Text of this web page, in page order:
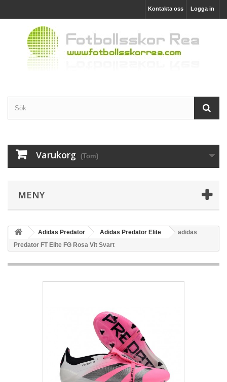
Logga in
Kontakta oss
Varukorg (Tom)
MENY
Adidas Predator Adidas Predator Elite
adidas
Predator FT Elite FG Rosa Vit Svart